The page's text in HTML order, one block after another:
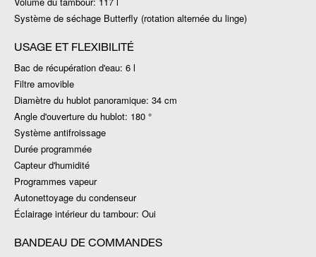
Système de séchage Butterfly (rotation alternée du linge)
USAGE ET FLEXIBILITÉ
Bac de récupération d'eau: 6 l
Filtre amovible
Diamètre du hublot panoramique: 34 cm
Angle d'ouverture du hublot: 180 °
Système antifroissage
Durée programmée
Capteur d'humidité
Programmes vapeur
Autonettoyage du condenseur
Éclairage intérieur du tambour: Oui
BANDEAU DE COMMANDES